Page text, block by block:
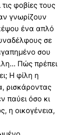
φοβίες τους
γνωρίζουν
ένα απλό
σε
σου
Πώς πρέπει
Η φίλη η
ρισκάροντας
παύει όσο κι
η οικογένεια,